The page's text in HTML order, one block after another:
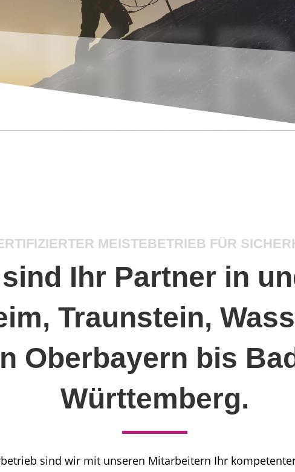
MEISTEBETRIEB FÜR
Ihr Partner in
Traunstein,
Oberbayern bis
Württemberg.
sind wir mit unseren Mitarbeitern Ihr